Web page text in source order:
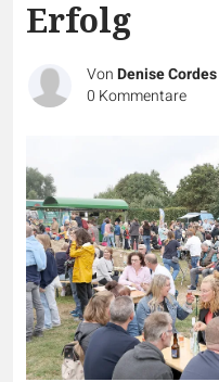
Erfolg
VonDenise Cordes
0 Kommentare